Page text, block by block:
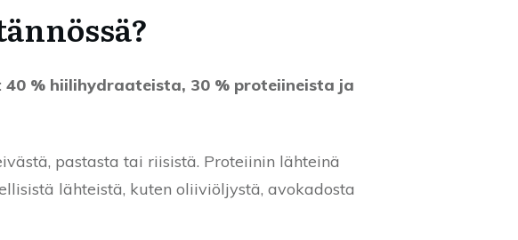
40 % hiilihydraateista, 30 % proteiineista ja
pastasta tai riisistä. Proteiinin lähteinä
lähteistä, kuten oliiviöljystä, avokadosta